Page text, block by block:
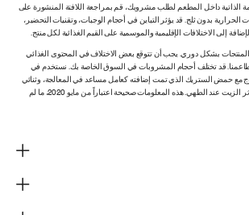
الذاتية داخل المطعم لطلب مشروبك، قم بمراجعة اللافتة المنشورة على
بدون ثلج. قد يؤثر التباين في أحجام الوجبات، وتقنيات التحضير،
إلى الاختلافات الإقليمية والموسمية على القيم الغذائية لكل منتج.
المنتجات بشكل دوري. يجب أن تتوقع بعض الاختلاف في المحتوى الغذائي
قد تختلف أحجام المشروبات في السوق الخاصة بك. نستخدم في
مع حمض الستريك الذي تمت إضافته كعامل مساعد في المعالجة، وثنائي
ميثيل بولي سيلوكسين لتقليل تناثر الزيت عند الطهي. هذه المعلومات صحيحة اعتباراً من مايو 2020، ما لم